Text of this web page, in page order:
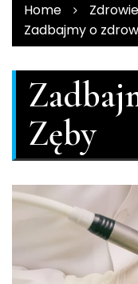
Home
Zadbajmy o
Zęby